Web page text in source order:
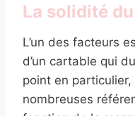
La solidité
L’un des facteurs
d’un cartable qui
point en particulier,
nombreuses